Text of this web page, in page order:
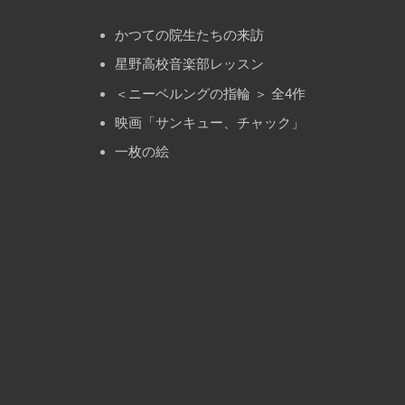
かつての院生たちの来訪
星野高校音楽部レッスン
＜ニーベルングの指輪 ＞ 全4作
映画「サンキュー、チャック」
一枚の絵